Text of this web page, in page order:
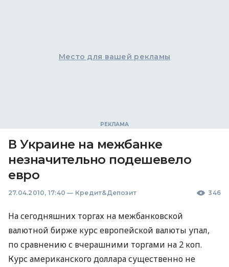
Место для вашей рекламы
В Украине на межбанке
незначительно подешевело
евро
27.04.2010, 17:40 — Кредит&Депозит 346
На сегодняшних торгах на межбанковской
валютной бирже курс европейской валюты упал,
по сравнению с вчерашними торгами на 2 коп.
Курс американского доллара существенно не